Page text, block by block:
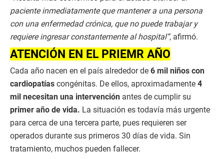
paciente inmediatamente que mantener a una persona
con una enfermedad crónica, que no puede trabajar y
requiere ingresar constantemente al hospital”, afirmó.
ATENCIÓN EN EL PRIEMR AÑO
Cada año nacen en el país alrededor de 6 mil niños con
cardiopatías congénitas. De ellos, aproximadamente 4
mil necesitan una intervención antes de cumplir su
primer año de vida. La situación es todavía más urgente
para cerca de una tercera parte, pues requieren ser
operados durante sus primeros 30 días de vida. Sin
tratamiento, muchos pueden fallecer.